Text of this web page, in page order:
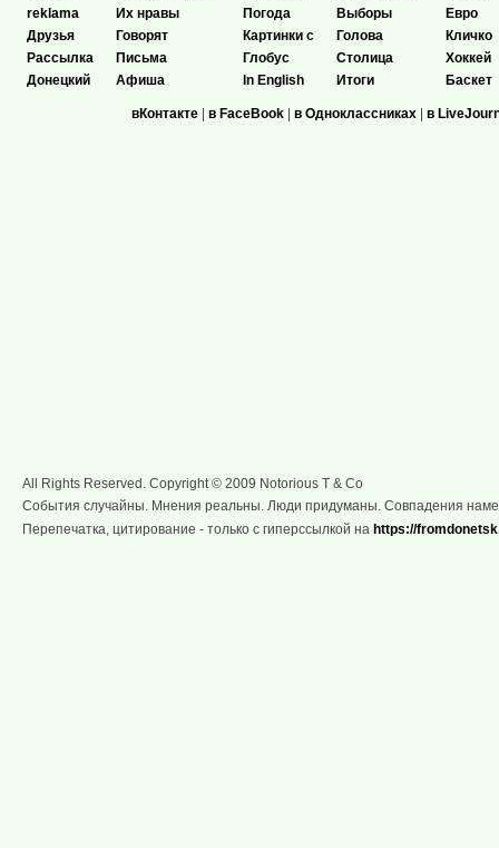
reklama
Друзья
Рассылка
Донецкий
Их нравы
Говорят
Письма
Афиша
Погода
Картинки с
Глобус
In English
Выборы
Голова
Столица
Итоги
Евро
Кличко
Хоккей
Баскет
вКонтакте | в FaceBook | в Одноклассниках | в
All Rights Reserved. Copyright © 2009 Notorious T & Co
События случайны. Мнения реальны. Люди придуманы. Совпадения
Перепечатка, цитирование - только с гиперссылкой на https://